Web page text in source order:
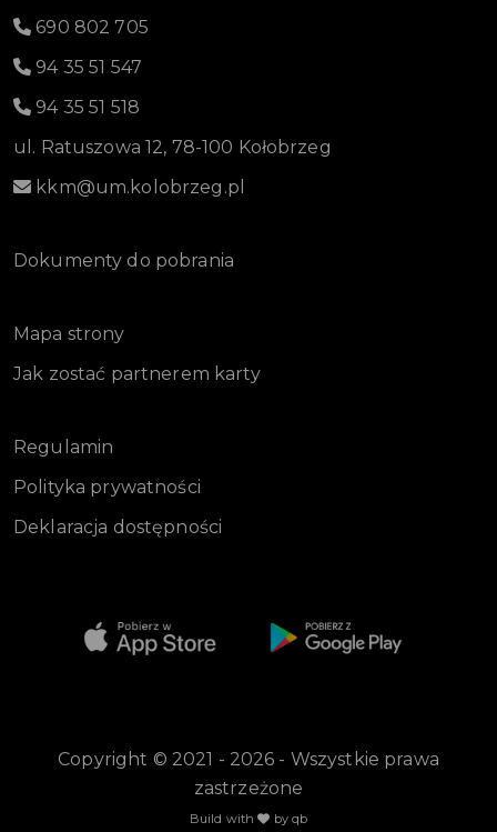
690 802 705
94 35 51 547
94 35 51 518
ul. Ratuszowa 12, 78-100 Kołobrzeg
kkm@um.kolobrzeg.pl
Dokumenty do pobrania
Mapa strony
Jak zostać partnerem karty
Regulamin
Polityka prywatności
Deklaracja dostępności
Copyright © 2021 - 2026 - Wszystkie prawa
zastrzeżone
Build with by qb